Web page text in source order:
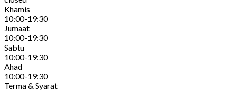
Khamis
10:00-19:30
Jumaat
10:00-19:30
Sabtu
10:00-19:30
Ahad
10:00-19:30
Terma & Syarat